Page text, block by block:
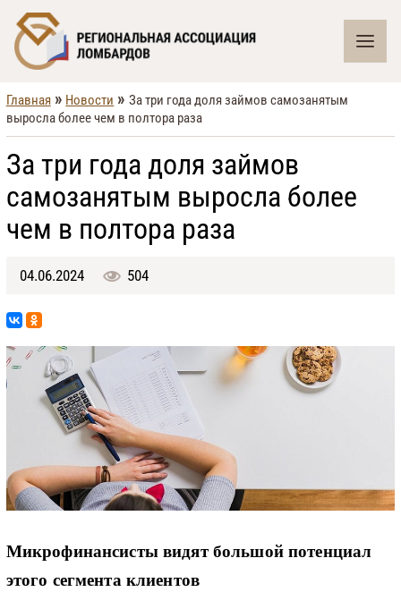
Главная » Новости » За три года доля займов самозанятым
выросла более чем в полтора раза
За три года доля займов
самозанятым выросла более
чем в полтора раза
04.06.2024 504
Микрофинансисты видят большой потенциал
этого сегмента клиентов